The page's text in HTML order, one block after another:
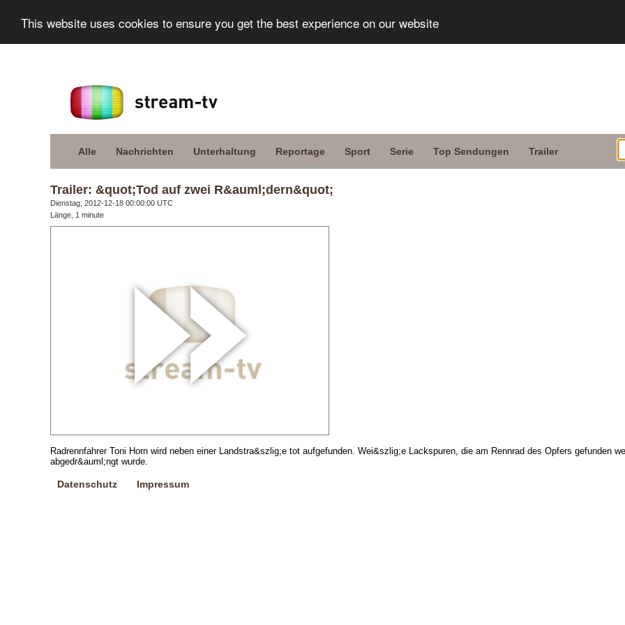
This website uses cookies to ensure you get the best experience on our website
Alle Nachrichten Unterhaltung Reportage Sport Serie Top Sendungen Trailer
Trailer: &quot;Tod auf zwei R&auml;dern&quot;
Dienstag, 2012-12-18 00:00:00 UTC
Länge, 1 minute
Radrennfahrer Toni Horn wird neben einer Landstra&szlig;e tot aufgefunden. Wei&szlig;e Lackspuren, die am Rennrad des Opfers gefunden
abgedr&auml;ngt wurde.
Datenschutz Impressum